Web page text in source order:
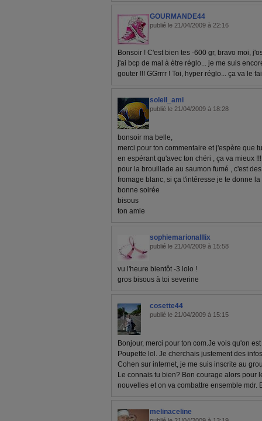
GOURMANDE44
publié le 21/04/2009 à 22:16
Bonsoir ! C'est bien tes -600 gr, bravo moi,
j'ai bcp de mal à ètre réglo... je me suis
gouter !!! GGrrrr ! Toi, hyper réglo... ça va le
soleil_ami
publié le 21/04/2009 à 18:28
bonsoir ma belle,
merci pour ton commentaire et j'espère que
en espérant qu'avec ton chéri , ça va mieux
pour la brouillade au saumon fumé , c'est
fromage blanc, si ça t'intéresse je te donne la
bonne soirée
bisous
ton amie
sophiemarionalllix
publié le 21/04/2009 à 15:58
vu l'heure bientôt -3 lolo !
gros bisous à toi severine
cosette44
publié le 21/04/2009 à 15:15
Bonjour, merci pour ton com.Je vois qu'on
Poupette lol. Je cherchais justement des
Cohen sur internet, je me suis inscrite au
Le connais tu bien? Bon courage alors pour
nouvelles et on va combattre ensemble mdr.
melinaceline